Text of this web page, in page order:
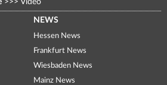
>>> Video
NEWS
Hessen News
Frankfurt News
Wiesbaden News
Mainz News